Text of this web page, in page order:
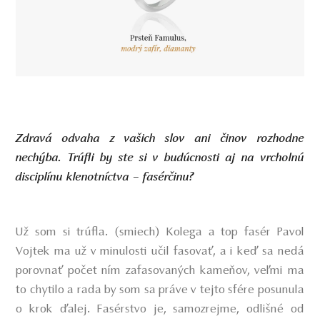
Zdravá odvaha z vašich slov ani činov rozhodne
nechýba. Trúfli by ste si v budúcnosti aj na vrcholnú
disciplínu klenotníctva – fasérčinu?
Už som si trúfla. (smiech) Kolega a top fasér Pavol
Vojtek ma už v minulosti učil fasovať, a i keď sa nedá
porovnať počet ním zafasovaných kameňov, veľmi ma
to chytilo a rada by som sa práve v tejto sfére posunula
o krok ďalej. Fasérstvo je, samozrejme, odlišné od